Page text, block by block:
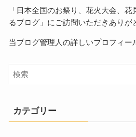
「日本全国のお祭り、花火大会、
るブログ」 にご訪問いただきありが
当ブログ管理人の詳しいプロフィー
カテゴリー